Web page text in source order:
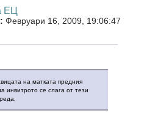
ЕЦ
Февруари 16, 2009, 19:06:47
на матката предния
инвитрото се слага от тези